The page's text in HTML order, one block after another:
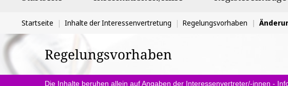
Sie
befinden
sich
hier:
Startseite Inhalte der Interessenvertretung Regelungsvorhaben
Regelungsvorhaben
Die Inhalte beruhen allein auf Angaben der Interessenvertreter/-innen -